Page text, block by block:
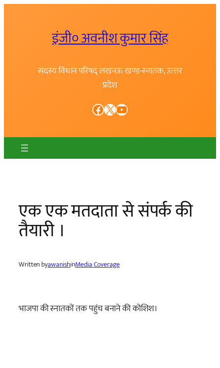
इंजी० अवनीश कुमार सिंह
सदस्य विधान परिषद् लखनऊ खण्ड-स्नातक, उत्त्तर
प्रदेश
Facebook X YouTube
एक एक मतदाता से संपर्क की
तैयारी ।
Written byawanishinMedia Coverage
भाजपा की स्नातकों तक पहुंच बनाने की कोशिश।